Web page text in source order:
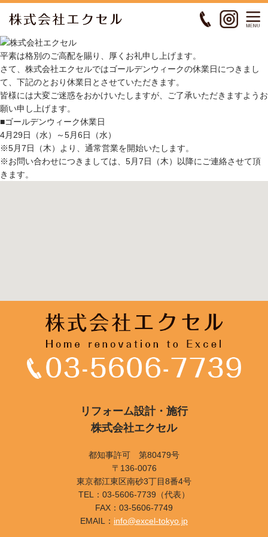
平素は格別のご高配を賜り、厚くお礼申し上げます。
さて、株式会社エクセルではゴールデンウィークの休業日につきまし
て、下記のとおり休業日とさせていただきます。
皆様には大変ご迷惑をおかけいたしますが、ご了承いただきますようお
願い申し上げます。
■ゴールデンウィーク休業日
4月29日（水）～5月6日（水）
※5月7日（木）より、通常営業を開始いたします。
※お問い合わせにつきましては、5月7日（木）以降にご連絡させて頂
きます。
リフォーム設計・施行
株式会社エクセル
都知事許可 第80479号
〒136-0076
東京都江東区南砂3丁目8番4号
TEL：03-5606-7739（代表）
FAX：03-5606-7749
EMAIL： info@excel-tokyo.jp